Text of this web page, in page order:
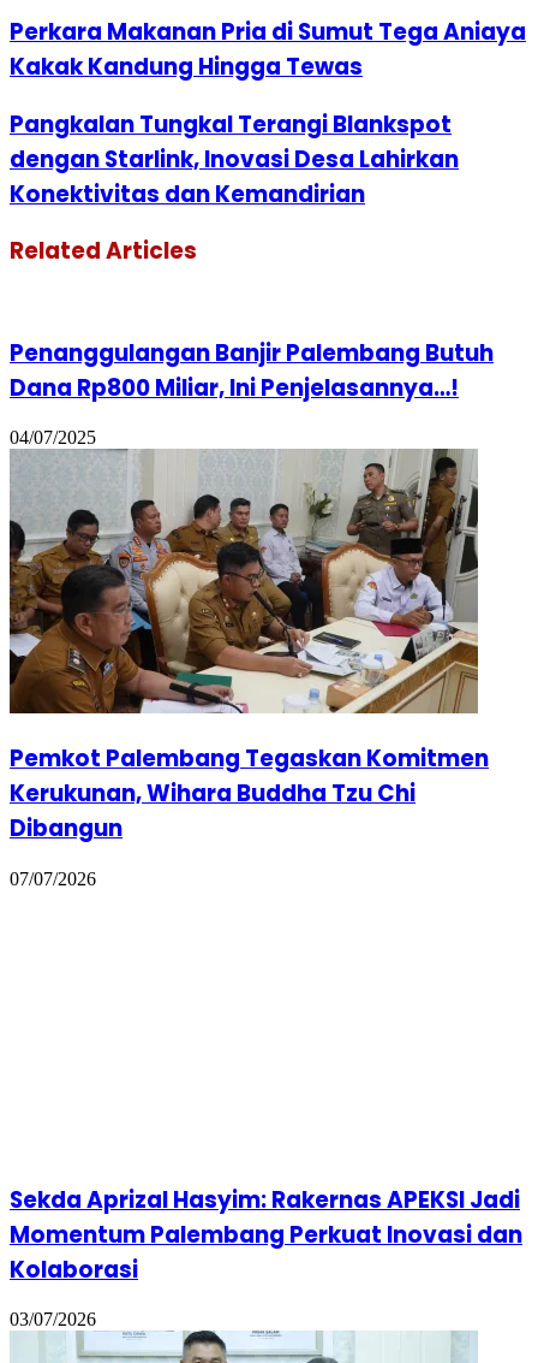
Perkara Makanan Pria di Sumut Tega Aniaya
Kakak Kandung Hingga Tewas
Pangkalan Tungkal Terangi Blankspot
dengan Starlink, Inovasi Desa Lahirkan
Konektivitas dan Kemandirian
Related Articles
Penanggulangan Banjir Palembang Butuh
Dana Rp800 Miliar, Ini Penjelasannya…!
04/07/2025
Pemkot Palembang Tegaskan Komitmen
Kerukunan, Wihara Buddha Tzu Chi
Dibangun
07/07/2026
Sekda Aprizal Hasyim: Rakernas APEKSI Jadi
Momentum Palembang Perkuat Inovasi dan
Kolaborasi
03/07/2026